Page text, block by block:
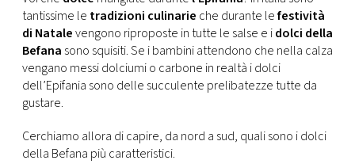
RMC
CONSIGLIA
tantissime le tradizioni culinarie che durante lefestività
di Natalevengono riproposte in tutte le salse e idolci della
Befana sono squisiti. Se i bambini attendono che nella calza
vengano messi dolciumi o carbone in realtà i dolci
dell’Epifania sono delle succulente prelibatezze tutte da
gustare.
Cerchiamo allora di capire, da nord a sud, quali sono i dolci
della Befana più caratteristici.